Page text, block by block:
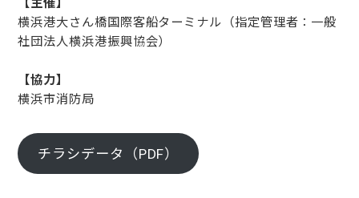
【主催】
横浜港大さん橋国際客船ターミナル（指定管理者：一般
社団法人横浜港振興協会）
【協力】
横浜市消防局
チラシデータ（PDF）